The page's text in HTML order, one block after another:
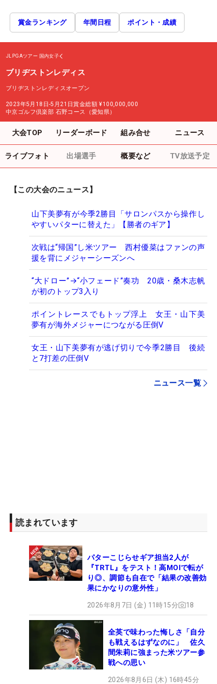
賞金ランキング 年間日程 ポイント・成績
JLPGAツアー 国内女子
ブリヂストンレディス
ブリヂストンレディスオープン
2023年5月18日-5月21日賞金総額 ¥100,000,000
中京ゴルフ倶楽部 石野コース（愛知県）
大会TOP リーダーボード 組み合せ ニュース
ライブフォト 出場選手 概要など TV放送予定
【この大会のニュース】
山下美夢有が今季2勝目「サロンパスから操作し
やすいパターに替えた」【勝者のギア】
次戦は“帰国”し米ツアー 西村優菜はファンの声
援を背にメジャーシーズンへ
“大ドロー”→“小フェード”奏功 20歳・桑木志帆
が初のトップ3入り
ポイントレースでもトップ浮上 女王・山下美
夢有が海外メジャーにつながる圧倒V
女王・山下美夢有が逃げ切りで今季2勝目 後続
と7打差の圧倒V
ニュース一覧
読まれています
パターこじらせギア担当2人が
『TRTL』をテスト！高MOIで転が
り◎、調節も自在で「結果の改善効
果にかなりの意外性」
2026年8月7日 (金) 11時15分 18
全英で味わった悔しさ「自分
も戦えるはずなのに」 佐久
間朱莉に強まった米ツアー参
戦への思い
2026年8月6日 (木) 16時45分